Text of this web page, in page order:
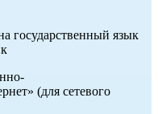
государственный язык
(для сетевого